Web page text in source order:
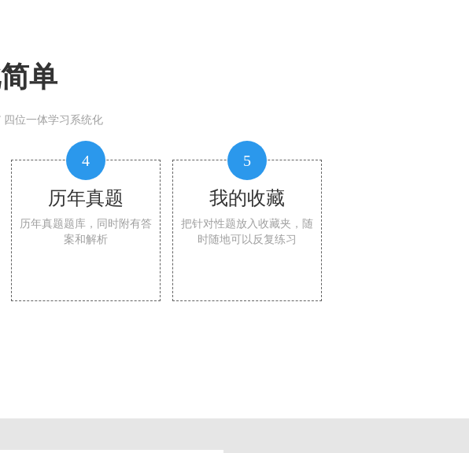
单
四位一体学习系统化
4
历年真题
历年真题题库，同时附有答
案和解析
5
我的收藏
把针对性题放入收藏夹，随
时随地可以反复练习